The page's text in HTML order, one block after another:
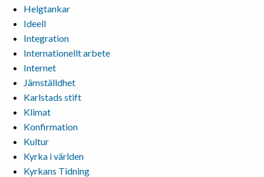
Helgtankar
Ideell
Integration
Internationellt arbete
Internet
Jämställdhet
Karlstads stift
Klimat
Konfirmation
Kultur
Kyrka i världen
Kyrkans Tidning